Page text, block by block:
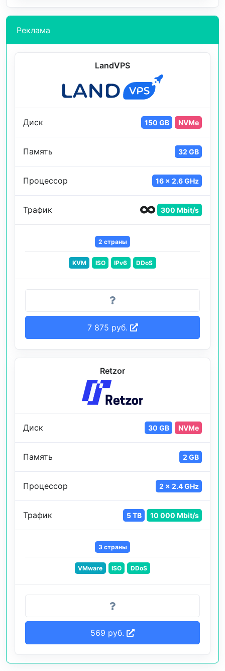
Реклама
LandVPS
Диск 150 GB NVMe
Память 32 GB
Процессор 16 x 2.6 GHz
Трафик 300 Mbit/s
2 страны
KVM ISO IPv6 DDoS
7 875 руб.
Retzor
Диск 30 GB NVMe
Память 2 GB
Процессор 2 x 2.4 GHz
Трафик 5 TB 10 000 Mbit/s
3 страны
VMware ISO DDoS
569 руб.